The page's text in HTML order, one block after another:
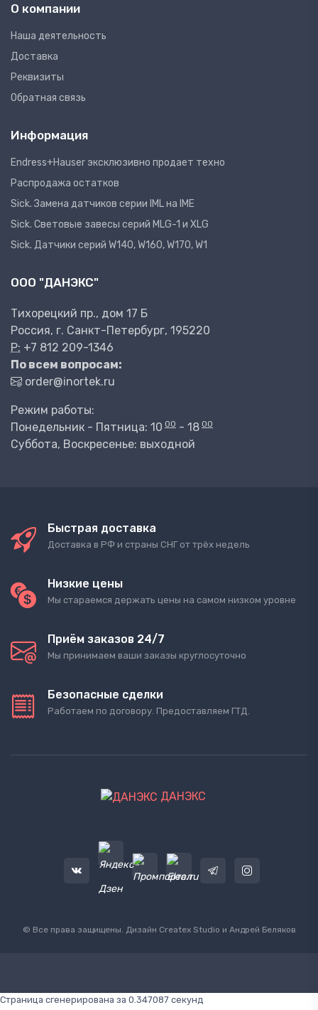
О компании
Наша деятельность
Доставка
Реквизиты
Обратная связь
Информация
Endress+Hauser эксклюзивно продает техно
Распродажа остатков
Sick. Замена датчиков серии IML на IME
Sick. Световые завесы серий MLG-1 и XLG
Sick. Датчики серий W140, W160, W170, W1
ООО "ДАНЭКС"
Тихорецкий пр., дом 17 Б
Россия, г. Санкт-Петербург, 195220
P: +7 812 209-1346
По всем вопросам:
order@inortek.ru
Режим работы:
Понедельник - Пятница: 10 00 - 18 00
Суббота, Воскресенье: выходной
Быстрая доставка
Доставка в РФ и страны СНГ от трёх недель
Низкие цены
Мы стараемся держать цены на самом низком уровне
Приём заказов 24/7
Мы принимаем ваши заказы круглосуточно
Безопасные сделки
Работаем по договору. Предоставляем ГТД.
ДАНЭКС
© Все права защищены. Дизайн Createx Studio и Андрей Беляков
Страница сгенерирована за 0.347087 секунд